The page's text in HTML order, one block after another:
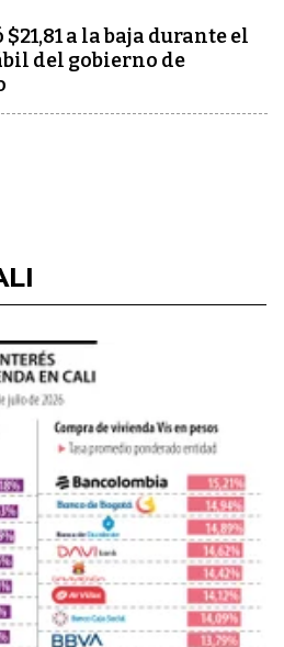
a la baja durante el
del gobierno de